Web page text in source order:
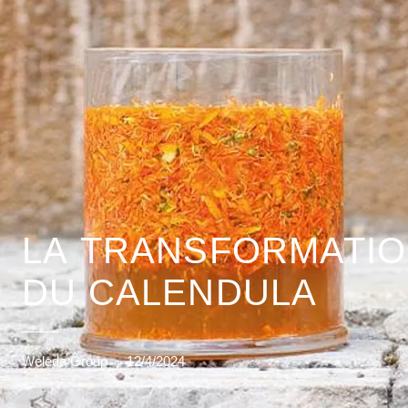
LA
DU CALENDULA
Weleda Group · 12/4/2024